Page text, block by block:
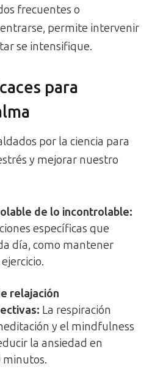
frecuentes o
permite intervenir
se intensifique.
para
por la ciencia para
y mejorar nuestro
de lo incontrolable:
específicas que
día, como mantener
relajación
La respiración
y el mindfulness
la ansiedad en
minutos.